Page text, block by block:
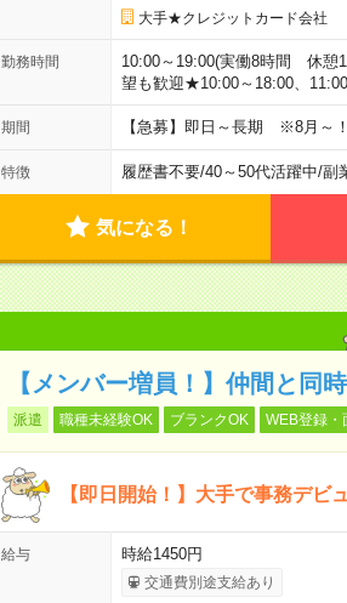
大手★クレジットカード会社
勤務時間
10:00～19:00(実働8時間 休憩
望も歓迎★10:00～18:00、
期間 【急募】即日～長期 ※8月～！
特徴 履歴書不要/40～50代活躍中/副
気になる！
【メンバー増員！】仲間と同
派遣 職種未経験OK ブランクOK WEB登録・
【即日開始！】大手で事務デビ
給与 時給1450円
交通費別途支給あり